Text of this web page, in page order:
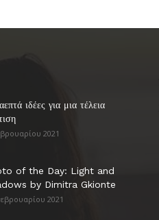
ιδέες για μια τέλεια
2021
of the Day: Light and
by Dimitra Gkionte
2021